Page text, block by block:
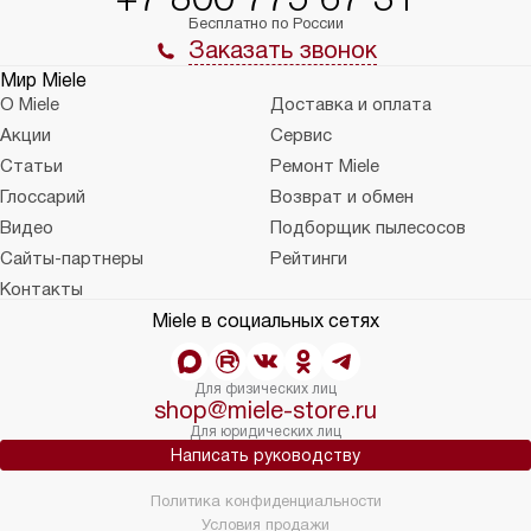
Бесплатно по России
Заказать звонок
Мир Miele
О Miele
Доставка и оплата
Акции
Сервис
Статьи
Ремонт Miele
Глоссарий
Возврат и обмен
Видео
Подборщик пылесосов
Сайты-партнеры
Рейтинги
Контакты
Miele в социальных сетях
Для физических лиц
shop@miele-store.ru
Для юридических лиц
Написать руководству
Политика конфиденциальности
Условия продажи